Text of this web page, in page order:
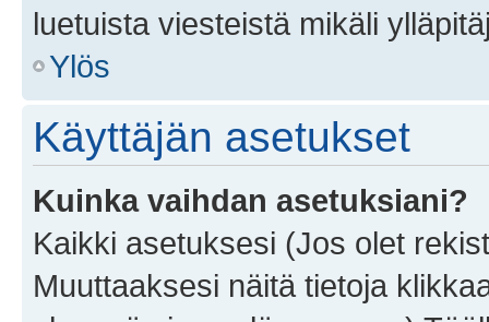
luetuista viesteistä mikäli
Ylös
Käyttäjän asetukset
Kuinka vaihdan asetuksiani?
Kaikki asetuksesi (Jos olet
Muuttaaksesi näitä tietoja